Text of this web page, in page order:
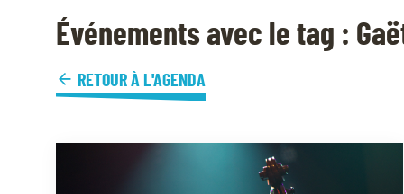
Événements avec le tag :
RETOUR À L'AGENDA